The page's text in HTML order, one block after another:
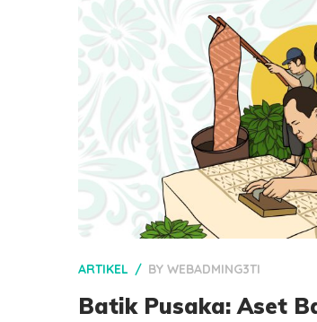
ARTIKEL BY WEBADMING3TI
Batik Pusaka: Aset